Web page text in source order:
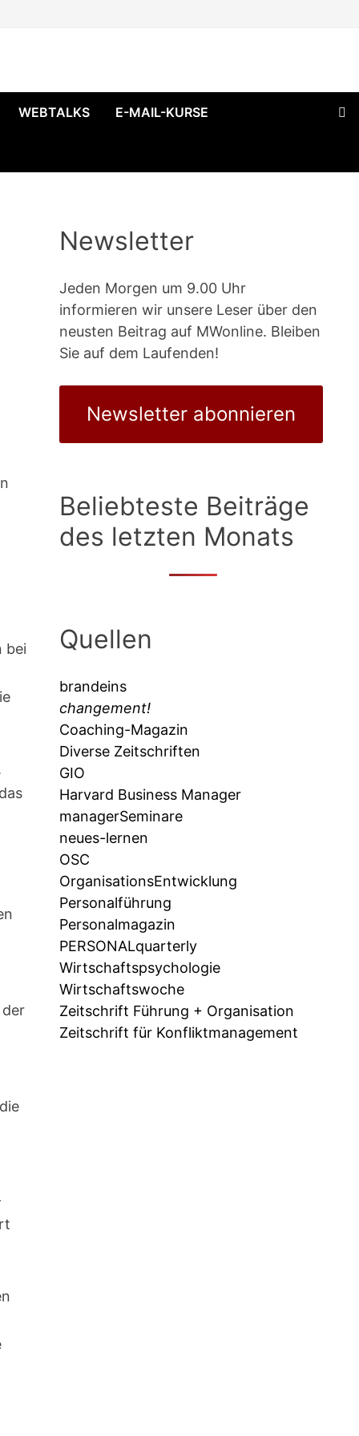
WEBTALKS E-MAIL-KURSE
bei
Newsletter
Jeden Morgen um 9.00 Uhr
informieren wir unsere Leser über den
neusten Beitrag auf MWonline. Bleiben
Sie auf dem Laufenden!
Newsletter abonnieren
Beliebteste Beiträge
des letzten Monats
Quellen
brandeins
changement!
Coaching-Magazin
Diverse Zeitschriften
GIO
Harvard Business Manager
managerSeminare
neues-lernen
OSC
OrganisationsEntwicklung
Personalführung
Personalmagazin
PERSONALquarterly
Wirtschaftspsychologie
Wirtschaftswoche
Zeitschrift Führung + Organisation
Zeitschrift für Konfliktmanagement